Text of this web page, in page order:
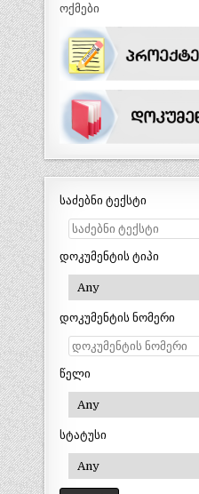
ოქმები
საძებნი ტექსტი
დოკუმენტის ტიპი
დოკუმენტის ნომერი
წელი
სტატუსი